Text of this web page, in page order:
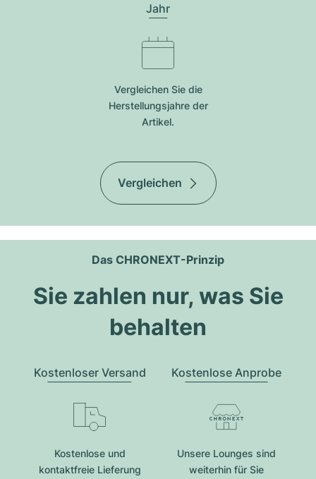
Jahr
Vergleichen Sie die
Herstellungsjahre der
Artikel.
Vergleichen
Das CHRONEXT-Prinzip
Sie zahlen nur, was Sie
behalten
Kostenloser Versand
Kostenlose und
kontaktfreie Lieferung
Kostenlose Anprobe
Unsere Lounges sind
weiterhin für Sie